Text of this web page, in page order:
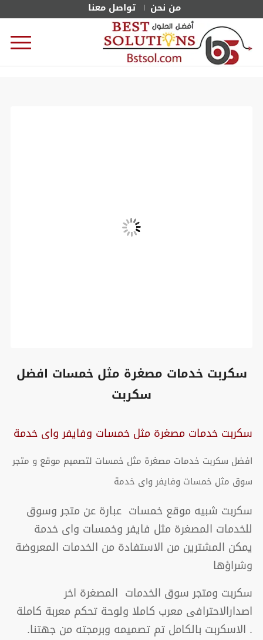
من نحن تواصل معنا
سكربت خدمات مصغرة مثل خمسات افضل
سكربت
سكربت خدمات مصغرة مثل خمسات وفايفر واى خدمة
افضل سكربت خدمات مصغرة مثل خمسات لتصميم موقع و متجر
سوق مثل خمسات وفايفر واى خدمة
سكربت شبيه موقع خمسات عبارة عن متجر وسوق
للخدمات المصغرة مثل فايفر وخمسات واى خدمة
يمكن المشترين من الاستفادة من الخدمات المعروضة
وشراؤها
سكربت ومتجر سوق الخدمات المصغرة اخر
اصدارالاحترافى معرب كاملا ولوحة تحكم معربة كاملة
. الاسكربت بالكامل تم تصميمه وبرمجته من جهتنا.